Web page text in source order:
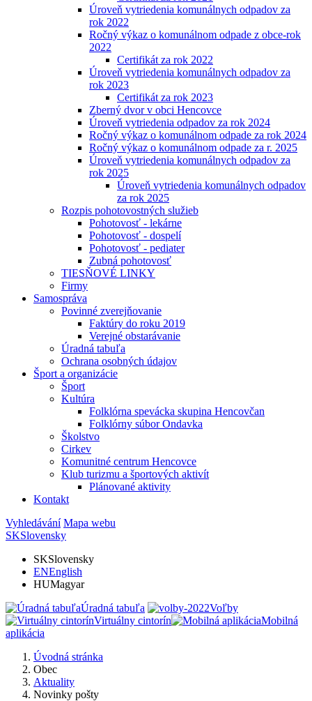
Úroveň vytriedenia komunálnych odpadov za
rok 2022
Ročný výkaz o komunálnom odpade z obce-rok
2022
Certifikát za rok 2022
Úroveň vytriedenia komunálnych odpadov za
rok 2023
Certifikát za rok 2023
Zberný dvor v obci Hencovce
Úroveň vytriedenia odpadov za rok 2024
Ročný výkaz o komunálnom odpade za rok 2024
Ročný výkaz o komunálnom odpade za r. 2025
Úroveň vytriedenia komunálnych odpadov za
rok 2025
Úroveň vytriedenia komunálnych odpadov
za rok 2025
Rozpis pohotovostných služieb
Pohotovosť - lekárne
Pohotovosť - dospelí
Pohotovosť - pediater
Zubná pohotovosť
TIESŇOVÉ LINKY
Firmy
Samospráva
Povinné zverejňovanie
Faktúry do roku 2019
Verejné obstarávanie
Úradná tabuľa
Ochrana osobných údajov
Šport a organizácie
Šport
Kultúra
Folklórna spevácka skupina Hencovčan
Folklórny súbor Ondavka
Školstvo
Cirkev
Komunitné centrum Hencovce
Klub turizmu a športových aktivít
Plánované aktivity
Kontakt
Vyhledávání Mapa webu
SKSlovensky
SKSlovensky
ENEnglish
HUMagyar
Úradná tabuľa
Voľby
Virtuálny cintorín
Mobilná
aplikácia
Úvodná stránka
Obec
Aktuality
Novinky pošty